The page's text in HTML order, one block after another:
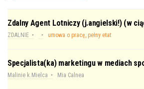
Zdalny Agent Lotniczy (j.angielski!) (w
ZDALNIE umowa o pracę, pełny etat
Specjalista(ka) marketingu w mediach
Malinie k.Mielca Mia Calnea